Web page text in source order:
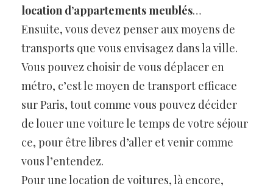
location d’appartements meublés…
Ensuite, vous devez penser aux moyens de
transports que vous envisagez dans la ville.
Vous pouvez choisir de vous déplacer en
métro, c’est le moyen de transport efficace
sur Paris, tout comme vous pouvez décider
de louer une voiture le temps de votre séjour
ce, pour être libres d’aller et venir comme
vous l’entendez.
Pour une location de voitures, là encore,